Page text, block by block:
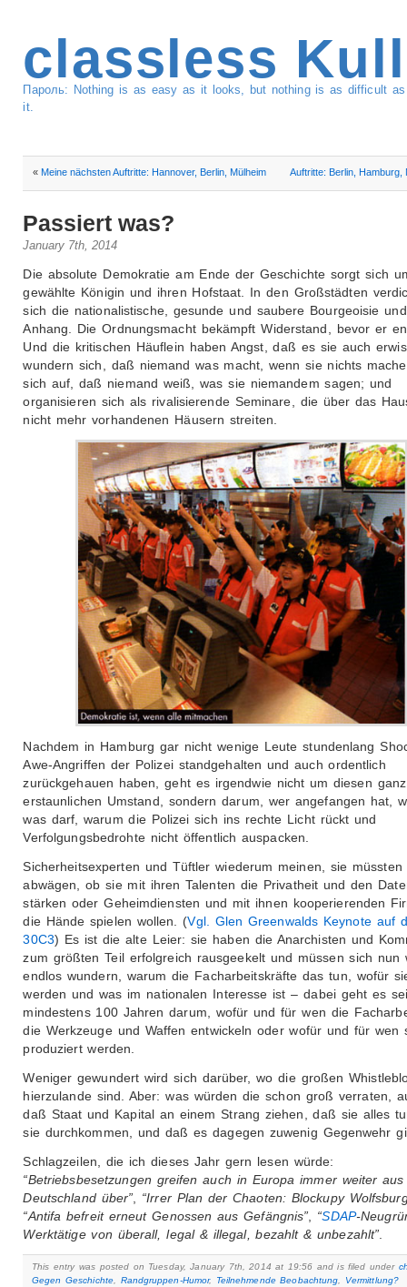
classless
Пароль: Nothing is as easy as it looks, but nothing is as difficult
it.
«Meine nächsten Auftritte: Hannover, Berlin, Mülheim Auftritte: Berlin, Hamburg,
Passiert was?
January 7th, 2014
Die absolute Demokratie am Ende der Geschichte sorgt sich
gewählte Königin und ihren Hofstaat. In den Großstädten
sich die nationalistische, gesunde und saubere Bourgeoisie
Anhang. Die Ordnungsmacht bekämpft Widerstand, bevor er
Und die kritischen Häuflein haben Angst, daß es sie auch
wundern sich, daß niemand was macht, wenn sie nichts
sich auf, daß niemand weiß, was sie niemandem sagen; und
organisieren sich als rivalisierende Seminare, die über das
nicht mehr vorhandenen Häusern streiten.
Nachdem in Hamburg gar nicht wenige Leute stundenlang
Awe-Angriffen der Polizei standgehalten und auch ordentlich
zurückgehauen haben, geht es irgendwie nicht um diesen ganz
erstaunlichen Umstand, sondern darum, wer angefangen hat,
was darf, warum die Polizei sich ins rechte Licht rückt und
Verfolgungsbedrohte nicht öffentlich auspacken.
Sicherheitsexperten und Tüftler wiederum meinen, sie müssten
abwägen, ob sie mit ihren Talenten die Privatheit und den
stärken oder Geheimdiensten und mit ihnen kooperierenden
die Hände spielen wollen. (Vgl. Glen Greenwalds Keynote auf
30C3) Es ist die alte Leier: sie haben die Anarchisten und
zum größten Teil erfolgreich rausgeekelt und müssen sich nun
endlos wundern, warum die Facharbeitskräfte das tun, wofür
werden und was im nationalen Interesse ist – dabei geht es
mindestens 100 Jahren darum, wofür und für wen die
die Werkzeuge und Waffen entwickeln oder wofür und für wen
produziert werden.
Weniger gewundert wird sich darüber, wo die großen
hierzulande sind. Aber: was würden die schon groß verraten,
daß Staat und Kapital an einem Strang ziehen, daß sie alles
sie durchkommen, und daß es dagegen zuwenig Gegenwehr
Schlagzeilen, die ich dieses Jahr gern lesen würde:
“Betriebsbesetzungen greifen auch in Europa immer weiter
Deutschland über”, “Irrer Plan der Chaoten: Blockupy
“Antifa befreit erneut Genossen aus Gefängnis”, “SDAP-
Werktätige von überall, legal & illegal, bezahlt & unbezahlt”.
This entry was posted on Tuesday, January 7th, 2014 at 19:56 and is filed under
Gegen Geschichte, Randgruppen-Humor, Teilnehmende Beobachtung, Vermittlung?